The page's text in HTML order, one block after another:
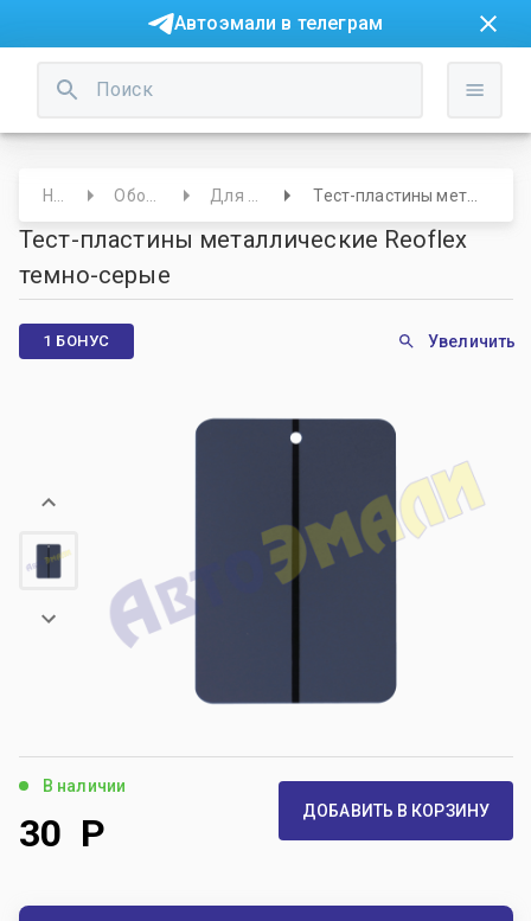
Автоэмали в телеграм
Тест-пластины металлические Reoflex темно-серые
Тест-пластины металлические Reoflex
темно-серые
1 БОНУС Увеличить
В наличии
30 Р ДОБАВИТЬ В КОРЗИНУ